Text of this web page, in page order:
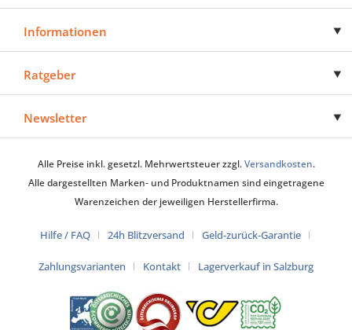
Informationen
Ratgeber
Newsletter
Alle Preise inkl. gesetzl. Mehrwertsteuer zzgl.Versandkosten.
Alle dargestellten Marken- und Produktnamen sind eingetragene
Warenzeichen der jeweiligen Herstellerfirma.
Hilfe / FAQ 24h Blitzversand Geld-zurück-Garantie
Zahlungsvarianten Kontakt Lagerverkauf in Salzburg